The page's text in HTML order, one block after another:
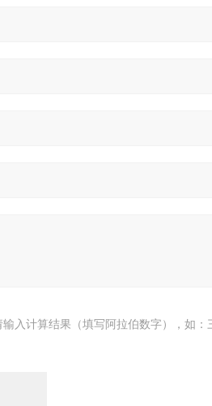
输入计算结果（填写阿拉伯数字），如：